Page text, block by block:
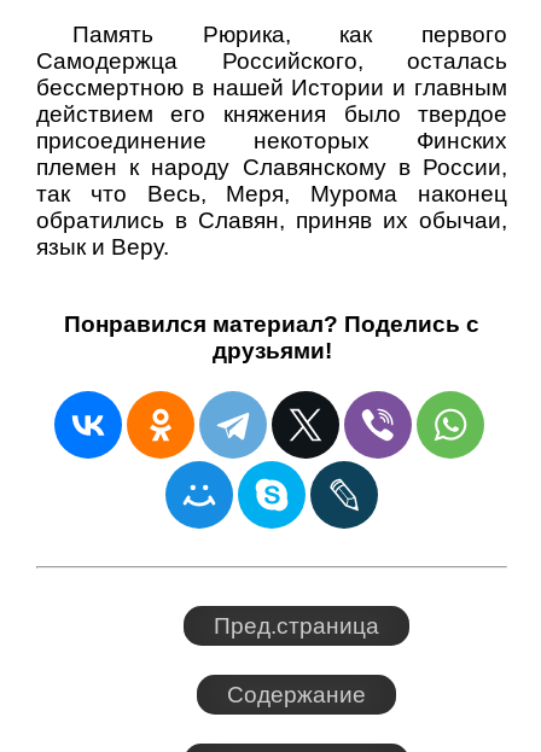
Память Рюрика, как первого
Самодержца Российского, осталась
бессмертною в нашей Истории и главным
действием его княжения было твердое
присоединение некоторых Финских
племен к народу Славянскому в России,
так что Весь, Меря, Мурома наконец
обратились в Славян, приняв их обычаи,
язык и Веру.
Понравился материал? Поделись с
друзьями!
Пред.страница
Содержание